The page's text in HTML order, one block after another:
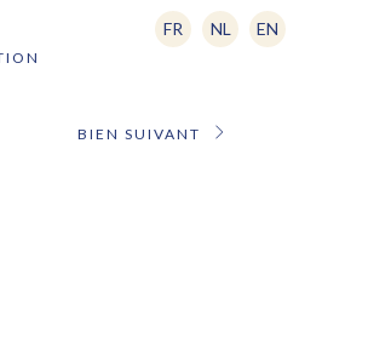
FR NL EN
BIEN SUIVANT